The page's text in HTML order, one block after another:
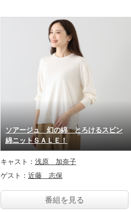
ソアージュ 幻の綿 とろけるスビン
綿ニットＳＡＬＥ！
キャスト： 浅原 加奈子
ゲスト： 近藤 志保
番組を見る